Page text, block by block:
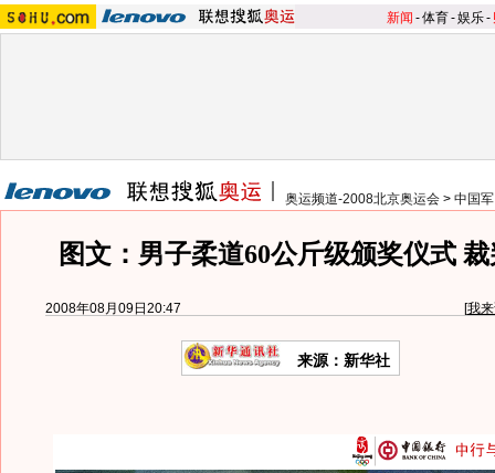
新闻 -体育-娱乐-
奥运频道-2008北京奥运会 > 中国
图文：男子柔道60公斤级颁奖仪式
2008年08月09日20:47 [我
来源：新华社